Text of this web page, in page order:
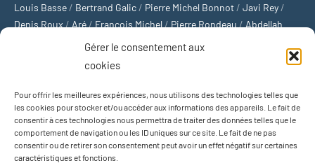
Gérer le consentement aux
cookies
Pour offrir les meilleures expériences, nous utilisons des technologies telles que
les cookies pour stocker et/ou accéder aux informations des appareils. Le fait de
consentir à ces technologies nous permettra de traiter des données telles que le
comportement de navigation ou les ID uniques sur ce site. Le fait de ne pas
consentir ou de retirer son consentement peut avoir un effet négatif sur certaines
caractéristiques et fonctions.
Louis Basse / Bertrand Galic / Pierre Michel Bonnot / Javi Rey /
Denis Roux / Aré / François Michel / Pierre Rondeau / Abdellah
Michaël Delépine
Football/ Cyclisme/Tous les sports/Jeux olympiques/Rugby/
Basket-ball/Sports US/Boxe/Tennis/Bateaux/Formule 1/
Moto/Natation/Sports d'hiver/Marathon/Trail/Automobile
Baseball/Golf/Athlétisme